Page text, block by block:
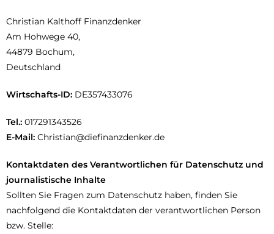
Christian Kalthoff Finanzdenker
Am Hohwege 40,
44879 Bochum,
Deutschland
Wirtschafts-ID: DE357433076
Tel.: 017291343526
E-Mail: Christian@diefinanzdenker.de
Kontaktdaten des Verantwortlichen für Datenschutz und
journalistische Inhalte
Sollten Sie Fragen zum Datenschutz haben, finden Sie
nachfolgend die Kontaktdaten der verantwortlichen Person
bzw. Stelle: